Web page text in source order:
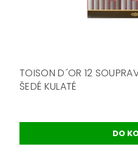
TOISON D´OR 12
ŠEDÉ KULATÉ